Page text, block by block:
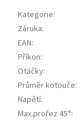
Kategorie:
Záruka:
EAN:
Příkon:
Otáčky:
Průměr kotouče:
Napětí:
Max.prořez 45°: